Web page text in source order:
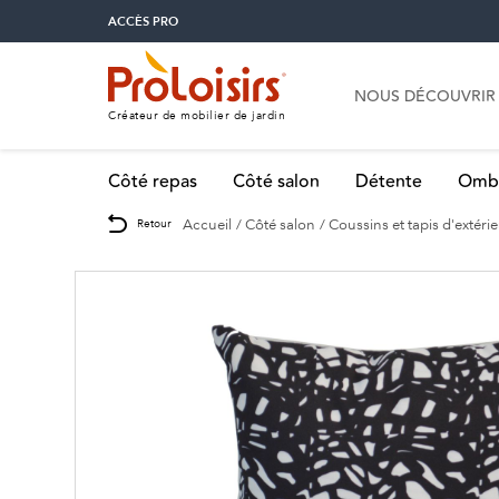
ACCÈS PRO
Créateur de mobilier de jardin
NOUS DÉCOUVRIR
Côté repas Côté salon Détente
Retour Accueil Côté salon Coussins et tapis